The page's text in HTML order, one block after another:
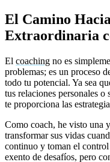
El Camino
Extraordinaria
El coaching no es
problemas; es un proceso
todo tu potencial. Ya sea
tus relaciones personales
te proporciona las
Como coach, he visto una
transformar sus vidas
continuo y toman el control
exento de desafíos, pero